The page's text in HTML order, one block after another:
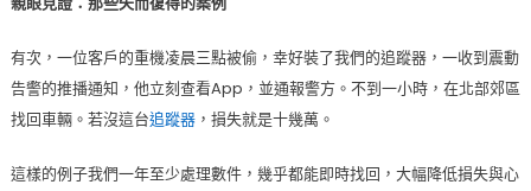
有次，一位客戶的重機凌晨三點被偷，幸好裝了我們的追蹤器，一收到震動
告警的推播通知，他立刻查看App，並通報警方。不到一小時，在北部郊區
找回車輛。若沒這台追蹤器，損失就是十幾萬。
這樣的例子我們一年至少處理數件，幾乎都能即時找回，大幅降低損失與心